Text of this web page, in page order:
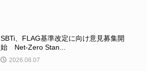
SBTi、FLAG基準改定に向け意見募集開
始 Net-Zero Stan...
2026.08.07